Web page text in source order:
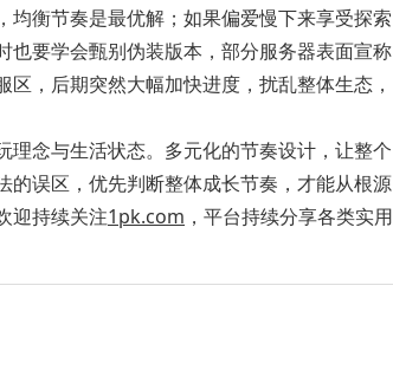
衡节奏是最优解；如果偏爱慢下来享受探索
要学会甄别伪装版本，部分服务器表面宣称
，后期突然大幅加快进度，扰乱整体生态，
念与生活状态。多元化的节奏设计，让整个
误区，优先判断整体成长节奏，才能从根源
迎持续关注1pk.com ，平台持续分享各类实用